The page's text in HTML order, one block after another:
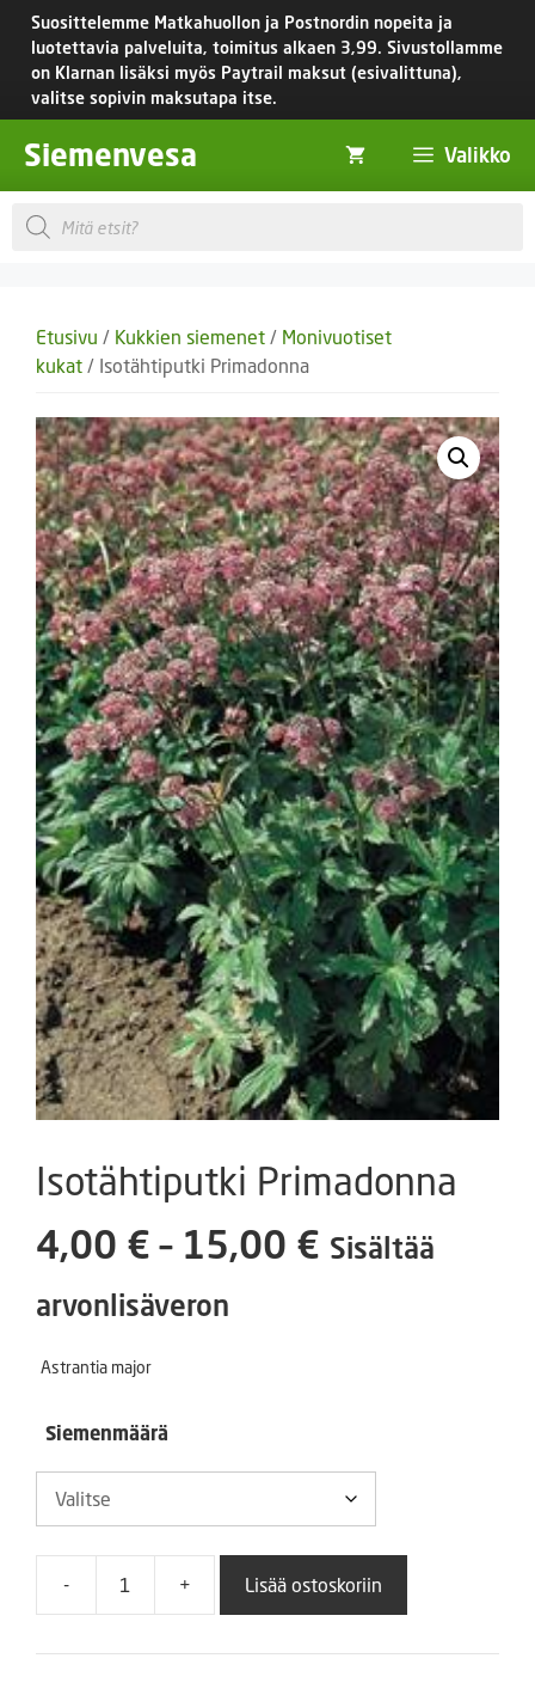
Siirry
sisältöön
Suosittelemme Matkahuollon ja Postnordin nopeita ja
luotettavia palveluita, toimitus alkaen 3,99. Sivustollamme
on Klarnan lisäksi myös Paytrail maksut (esivalittuna),
valitse sopivin maksutapa itse.
Siemenvesa Valikko
Products
search
Etusivu / Kukkien siemenet / Monivuotiset
kukat / Isotähtiputki Primadonna
Isotähtiputki Primadonna
4,00 € – 15,00 € Sisältää
arvonlisäveron
Astrantia major
Siemenmäärä
-
Isotähtiputki
määrä
+ Lisää ostoskoriin